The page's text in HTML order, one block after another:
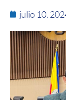
julio 10,